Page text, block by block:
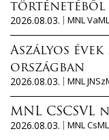
történetéből
2026.08.03.
MNL VaML
Aszályos
országban
2026.08.03.
MNL
MNL
2026.08.03.
MNL CsML